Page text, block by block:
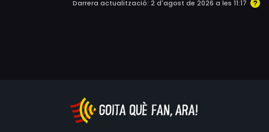
Darrera actualització: 2 d'agost de 2026 a les 11:17